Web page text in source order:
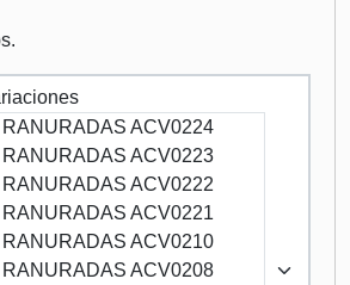
ACV0224
ACV0223
ACV0222
ACV0221
ACV0210
ACV0208